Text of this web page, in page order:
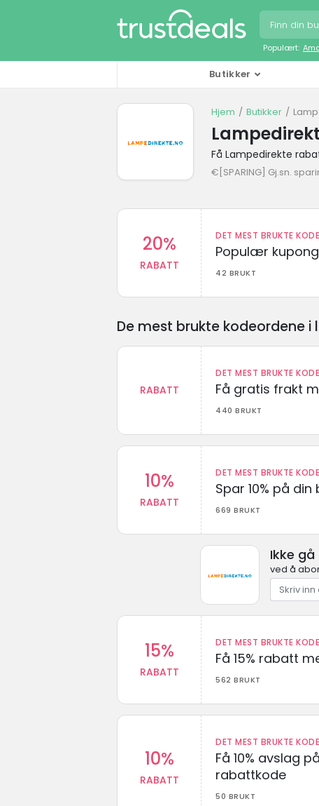
Populært:
Butikker
Hjem Butikker
Få Lampedirekte
€[SPARING] Gj.sn.
20%
RABATT
DET MEST BRUKTE
Populær
42 BRUKT
De mest brukte kodeordene i
RABATT
DET MEST BRUKTE
Få gratis frakt
440 BRUKT
10%
RABATT
DET MEST BRUKTE
Spar 10% på din
669 BRUKT
Ikke
ved å
15%
RABATT
DET MEST BRUKTE
Få 15% rabatt
562 BRUKT
10%
RABATT
DET MEST BRUKTE
Få 10% avslag
rabattkode
50 BRUKT